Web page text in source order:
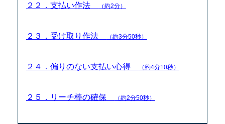
２２．支払い作法 （約2分）
２３．受け取り作法 （約3分50秒）
２４．偏りのない支払い心得 （約4分10秒）
２５．リーチ棒の確保 （約2分50秒）